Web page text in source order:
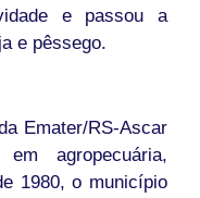
e passou a
e pêssego.
Emater/RS-Ascar
agropecuária,
1980, o município